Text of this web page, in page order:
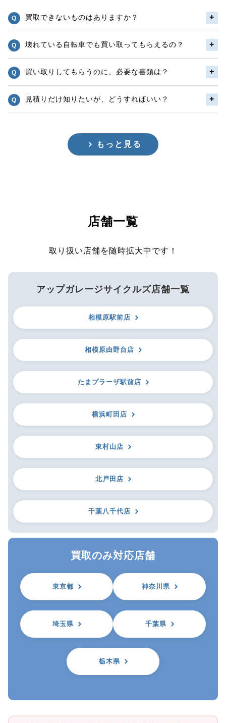
買取できないものはありますか？
壊れている自転車でも買い取ってもらえるの？
買い取りしてもらうのに、必要な書類は？
見積りだけ知りたいが、どうすればいい？
もっと見る
店舗一覧
取り扱い店舗を随時拡大中です！
アップガレージサイクルズ店舗一覧
相模原駅前店
相模原由野台店
たまプラーザ駅前店
横浜町田店
東村山店
北戸田店
千葉八千代店
買取のみ対応店舗
東京都 神奈川県
埼玉県 千葉県
栃木県